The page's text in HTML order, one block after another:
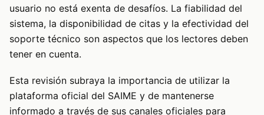
usuario no está exenta de desafíos. La fiabilidad del
sistema, la disponibilidad de citas y la efectividad del
soporte técnico son aspectos que los lectores deben
tener en cuenta.
Esta revisión subraya la importancia de utilizar la
plataforma oficial del SAIME y de mantenerse
informado a través de sus canales oficiales para